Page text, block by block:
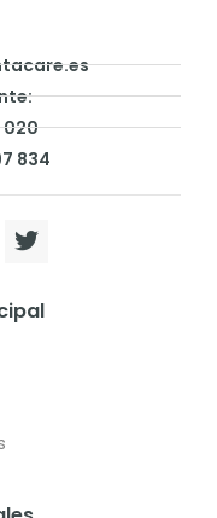
020
834